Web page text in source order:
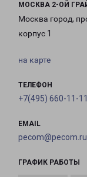
МОСКВА 2-ОЙ
Москва город,
корпус 1
на карте
ТЕЛЕФОН
+7(495) 660-11-11
EMAIL
pecom@pecom.ru
ГРАФИК РАБОТЫ